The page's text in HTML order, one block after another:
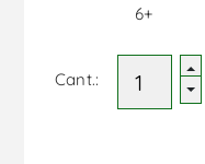
6+
Cant.: